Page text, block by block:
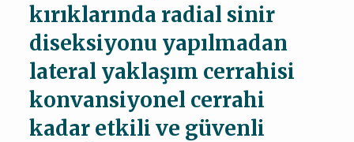
kırıklarında radial sinir
diseksiyonu yapılmadan
lateral yaklaşım cerrahisi
konvansiyonel cerrahi
kadar etkili ve güvenli